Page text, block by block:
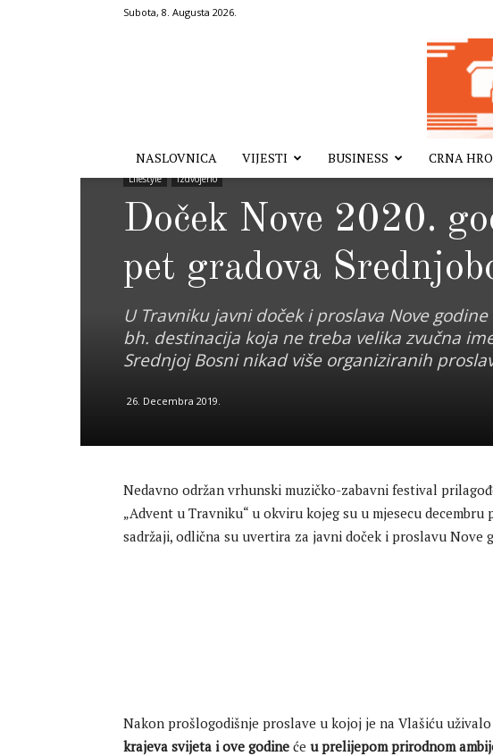
Subota, 8. Augusta 2026.
NASLOVNICA VIJESTI BUSINESS CRNA
Lifestyle Izdvojeno
Doček Nove 2020.
pet gradova
U Travniku javni doček i proslava Nove
bh. destinacija koja ne treba velika zvučna
Srednjoj Bosni nikad više organiziranih
26. Decembra 2019.
Nedavno održan vrhunski muzičko-zabavni festival
„Advent u Travniku“ u okviru kojeg su u mjesecu
sadržaji, odlična su uvertira za javni doček i proslavu Nove
Nakon prošlogodišnje proslave u kojoj je na Vlašiću uživalo
krajeva svijeta i ove godine će u prelijepom prirodnom